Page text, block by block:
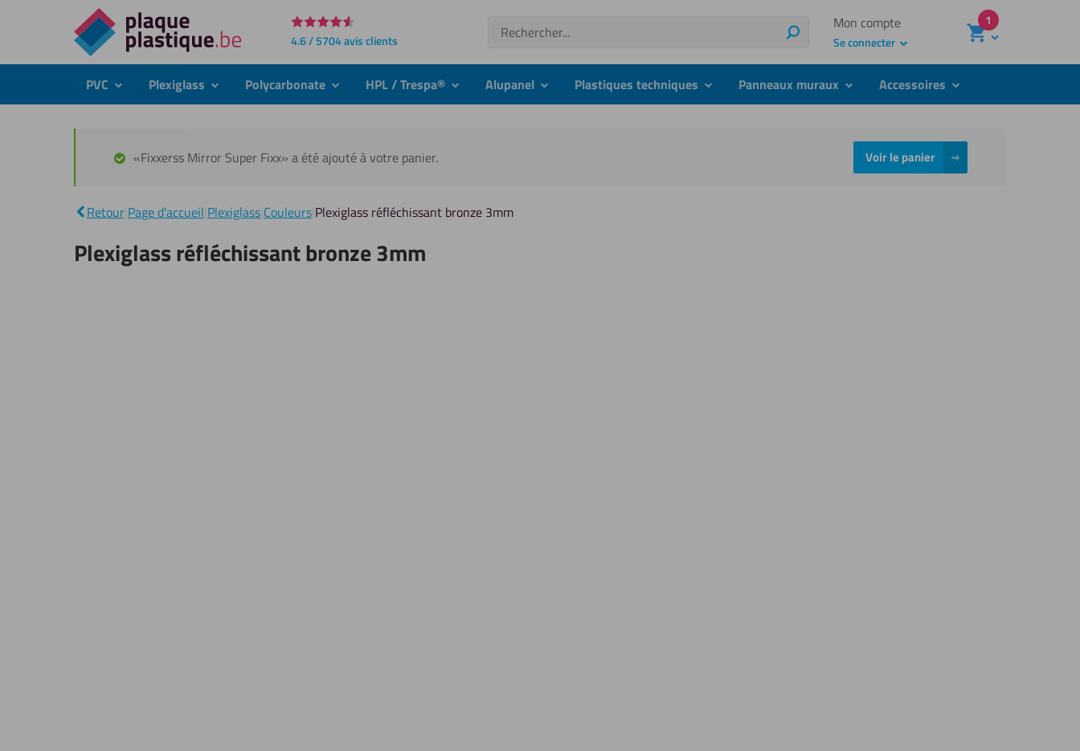
Directement
au
contenu
4.6 / 5704 avis clients
Recherche
Recherche
Mon compte
Se connecter
1
PVC submenuPlexiglass submenuPolycarbonate submenuHPL / Trespa® submenuAlupanel submenuPlastiques techniques submenuPanneaux muraux submenuAccessoires submenu
«Fixxerss Mirror Super Fixx» a été ajouté à votre panier. Voir le panier
Retour Page d'accueil Plexiglass Couleurs Plexiglass réfléchissant bronze 3mm
Plexiglass réfléchissant bronze 3mm